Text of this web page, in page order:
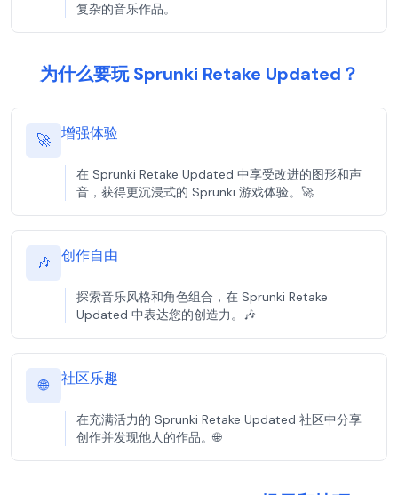
复杂的音乐作品。
为什么要玩 Sprunki Retake Updated？
🚀 增强体验
在 Sprunki Retake Updated 中享受改进的图形和声
音，获得更沉浸式的 Sprunki 游戏体验。🚀
🎶 创作自由
探索音乐风格和角色组合，在 Sprunki Retake
Updated 中表达您的创造力。🎶
🌐 社区乐趣
在充满活力的 Sprunki Retake Updated 社区中分享
创作并发现他人的作品。🌐